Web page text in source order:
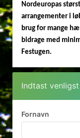
Nordeuropas
arrangementer i
brug for mange
bidrage med
Festugen.
Indtast
Fornavn